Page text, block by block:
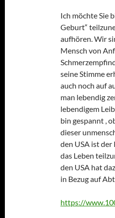
Ich möchte Sie
Geburt“
aufhören. Wir
Mensch von
seine Stimme
auch noch auf
man lebendig
lebendigem
bin gespannt ,
dieser
den USA ist
das Leben
den USA hat
in Bezug auf
https://